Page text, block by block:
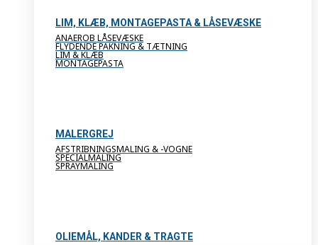
LIM, KLÆB, MONTAGEPASTA & LÅSEVÆSKE
ANAEROB LÅSEVÆSKE
FLYDENDE PAKNING & TÆTNING
LIM & KLÆB
MONTAGEPASTA
MALERGREJ
AFSTRIBNINGSMALING & -VOGNE
SPECIALMALING
SPRAYMALING
OLIEMÅL, KANDER & TRAGTE